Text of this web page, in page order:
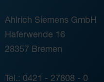
Ahlrich Siemens GmbH
Haferwende 16
28357 Bremen
Tel.: 0421 - 27808 - 0